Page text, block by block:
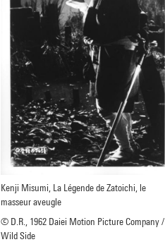
Kenji Misumi, La Légende de Zatoichi, le
masseur aveugle
© D.R., 1962 Daiei Motion Picture Company /
Wild Side